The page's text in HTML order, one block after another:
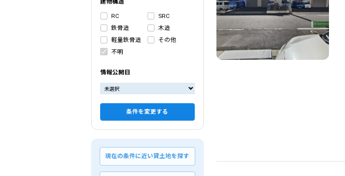
建物構造
RC
SRC
鉄骨造
木造
軽量鉄骨造
その他
不明
情報公開日
条件を変更する
現在の条件に近い貸土地を探す